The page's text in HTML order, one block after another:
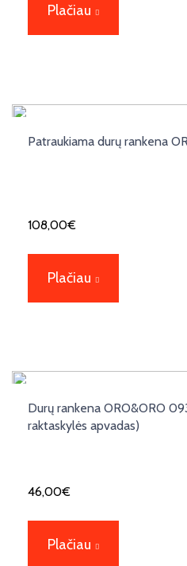
Plačiau
Patraukiama durų rankena
108,00€
Plačiau
Durų rankena ORO&ORO
raktaskylės apvadas)
46,00€
Plačiau